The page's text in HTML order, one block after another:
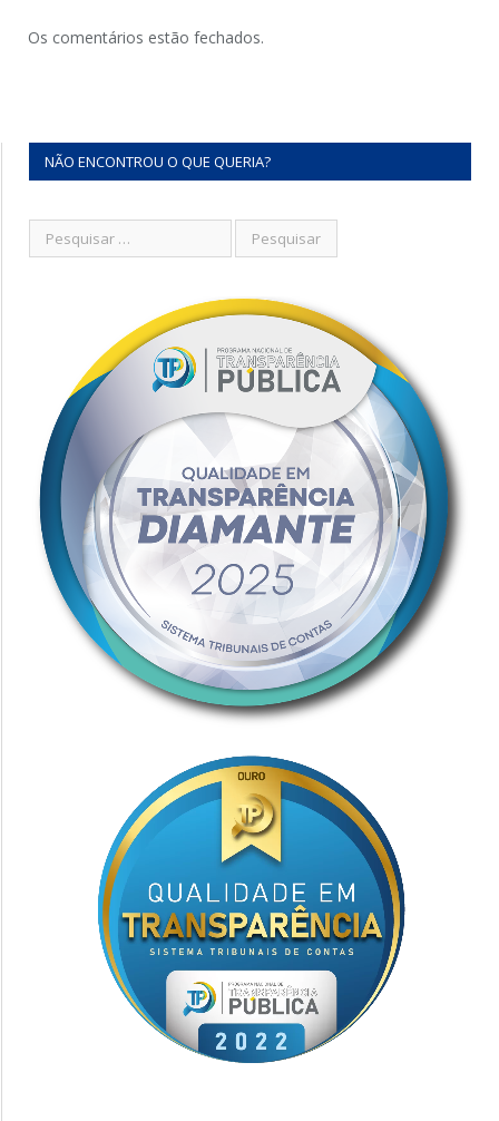
Os comentários estão fechados.
NÃO ENCONTROU O QUE QUERIA?